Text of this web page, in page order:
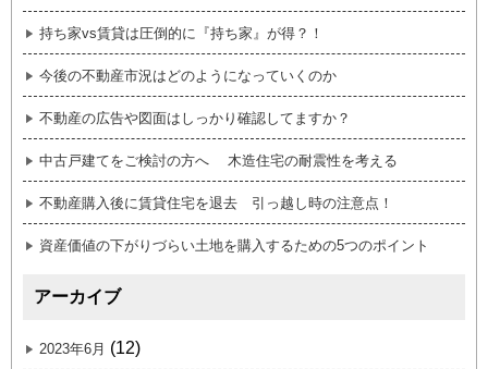
持ち家vs賃貸は圧倒的に『持ち家』が得？！
今後の不動産市況はどのようになっていくのか
不動産の広告や図面はしっかり確認してますか？
中古戸建てをご検討の方へ 木造住宅の耐震性を考える
不動産購入後に賃貸住宅を退去 引っ越し時の注意点！
資産価値の下がりづらい土地を購入するための5つのポイント
アーカイブ
2023年6月 (12)